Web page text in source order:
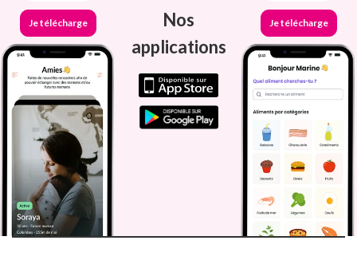
Je télécharge
Nos
applications
Je télécharge